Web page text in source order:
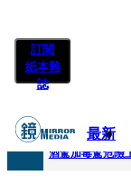
訂閱
紙本雜
誌
最新
快訊
酒駕加毒駕危險